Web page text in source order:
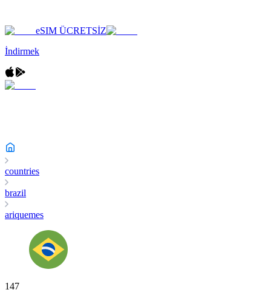
eSIM ÜCRETSİZ
İndirmek
countries
brazil
ariquemes
147